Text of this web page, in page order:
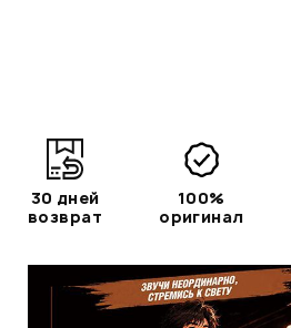
30 дней
возврат
100%
оригинал